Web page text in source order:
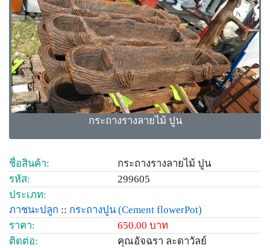
กระถางรางลายไม้ ปูน
ชื่อสินค้า:
กระถางรางลายไม้ ปูน
รหัส:
299605
ประเภท:
ภาชนะปลูก :: กระถางปูน (Cement flowerPot)
ราคา:
650.00 บาท
ติดต่อ:
คุณอัจฉรา ละดาวัลย์